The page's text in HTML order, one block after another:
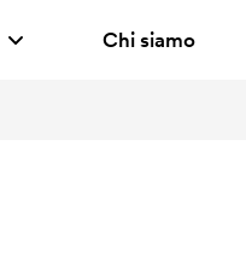
Chi siamo